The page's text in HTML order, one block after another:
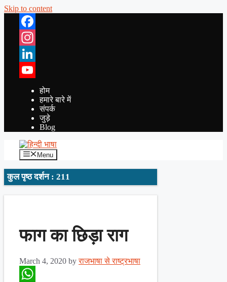
Skip to content
Facebook
Instagram
LinkedIn
YouTube
होम
हमारे बारे में
संपर्क
जुड़े
Blog
Menu
कुल पृष्ठ दर्शन : 211
फाग का छिड़ा राग
March 4, 2020 byराजभाषा से राष्ट्रभाषा